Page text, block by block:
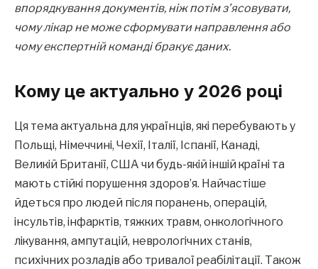
впорядкування документів, ніж потім з’ясовувати,
чому лікар не може сформувати направлення або
чому експертній команді бракує даних.
Кому це актуально у 2026 році
Ця тема актуальна для українців, які перебувають у
Польщі, Німеччині, Чехії, Італії, Іспанії, Канаді,
Великій Британії, США чи будь-якій іншій країні та
мають стійкі порушення здоров’я. Найчастіше
йдеться про людей після поранень, операцій,
інсультів, інфарктів, тяжких травм, онкологічного
лікування, ампутацій, неврологічних станів,
психічних розладів або тривалої реабілітації. Також